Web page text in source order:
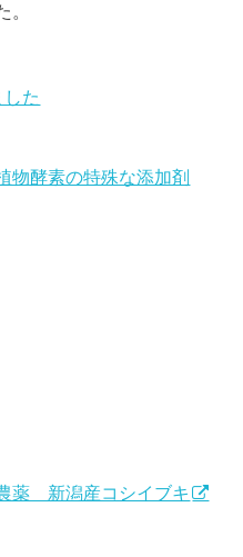
。
た
物酵素の特殊な添加剤
薬 新潟産コシイブキ